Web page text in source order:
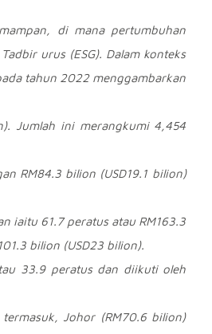
di mana pertumbuhan
urus (ESG). Dalam konteks
tahun 2022 menggambarkan
Jumlah ini merangkumi 4,454
RM84.3 bilion (USD19.1 bilion)
iaitu 61.7peratus atau RM163.3
bilion (USD23 bilion).
33.9peratus dan diikuti oleh
Johor (RM70.6bilion)